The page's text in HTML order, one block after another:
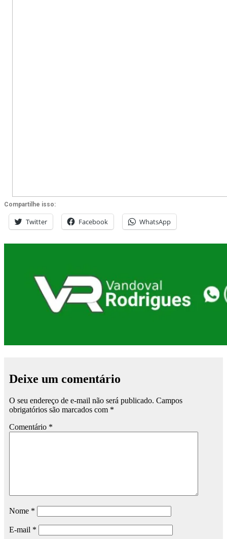
Compartilhe isso:
Twitter Facebook WhatsApp
Deixe um comentário
O seu endereço de e-mail não será publicado. Campos
obrigatórios são marcados com *
Comentário *
Nome *
E-mail *